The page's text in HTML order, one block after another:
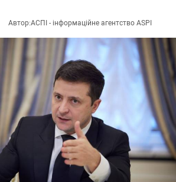
Автор:АСПІ - інформаційне агентство ASPI